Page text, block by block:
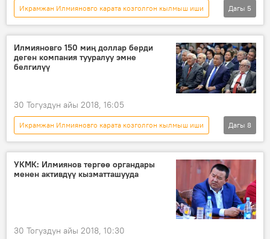
Икрамжан Илмияновго карата козголгон кылмыш иши
Окуялар
Кыргызстан
Жаңылыктар
Икрамжан Илмиянов
УКМК
Дагы 5
Илмияновго 150 миң доллар берди
деген компания тууралуу эмне
белгилүү
30 Тогуздун айы 2018, 16:05
Икрамжан Илмияновго карата козголгон кылмыш иши
Коом
Жаңылыктар
Кыргызстан
Икрамжан Илмиянов
факты
кылмыш иши
Дагы 8
УКМК: Илмиянов тергөө органдары
менен активдүү кызматташууда
30 Тогуздун айы 2018, 10:30